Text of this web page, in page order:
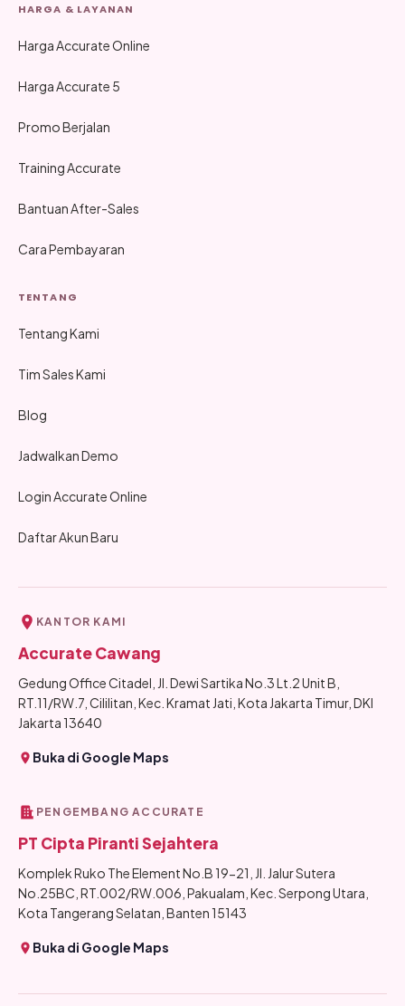
HARGA & LAYANAN
Harga Accurate Online
Harga Accurate 5
Promo Berjalan
Training Accurate
Bantuan After-Sales
Cara Pembayaran
TENTANG
Tentang Kami
Tim Sales Kami
Blog
Jadwalkan Demo
Login Accurate Online
Daftar Akun Baru
KANTOR KAMI
Accurate Cawang
Gedung Office Citadel, Jl. Dewi Sartika No.3 Lt.2 Unit B,
RT.11/RW.7, Cililitan, Kec. Kramat Jati, Kota Jakarta Timur, DKI
Jakarta 13640
Buka di Google Maps
PENGEMBANG ACCURATE
PT Cipta Piranti Sejahtera
Komplek Ruko The Element No.B 19-21, Jl. Jalur Sutera
No.25BC, RT.002/RW.006, Pakualam, Kec. Serpong Utara,
Kota Tangerang Selatan, Banten 15143
Buka di Google Maps